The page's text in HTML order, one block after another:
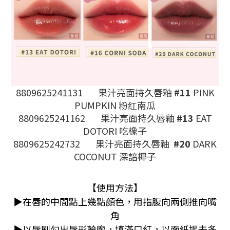
8809625241131 果汁亮面持久唇釉 #11 PINK
PUMPKIN 粉红南瓜
8809625241162
果汁亮面持久唇釉 #13 EAT
DOTORI 吃橡子
8809625242732
果汁亮面持久唇釉 #20 DARK
COCONUT 深諳椰子
【使用方法】
▶在唇的中間點上幾點顏色，用指腹向兩側推向嘴
角